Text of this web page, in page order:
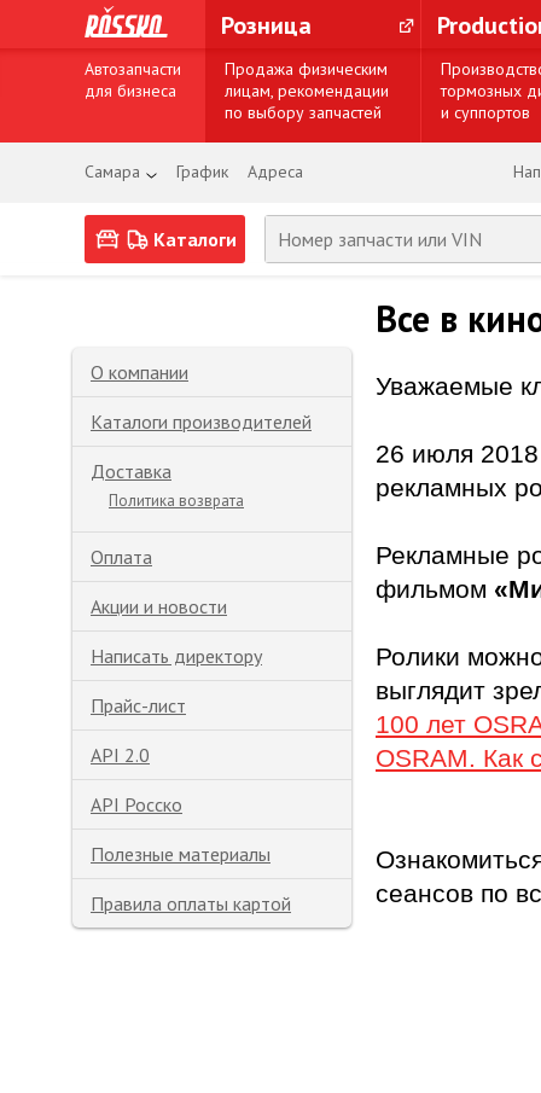
Розница
Автозапчасти
для бизнеса
Продажа физическим
лицам, рекомендации
по выбору запчастей
тормозных
и суппортов
Самара График Адреса
Каталоги
О компании
Каталоги производителей
Доставка
Политика возврата
Оплата
Акции и новости
Написать директору
Прайс-лист
API 2.0
API Росско
Полезные материалы
Правила оплаты картой
Все в
Уважаемые
26 июля
рекламных
Рекламные
фильмом
Ролики
выглядит
100 лет
OSRAM. Как
сеансов по